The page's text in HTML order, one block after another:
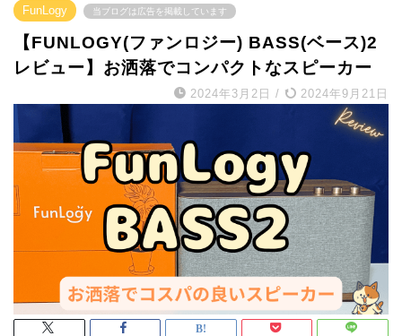
FunLogy 当ブログは広告を掲載しています
【FUNLOGY(ファンロジー) BASS(ベース)2
レビュー】お洒落でコンパクトなスピーカー
2024年3月2日 / 2024年9月21日